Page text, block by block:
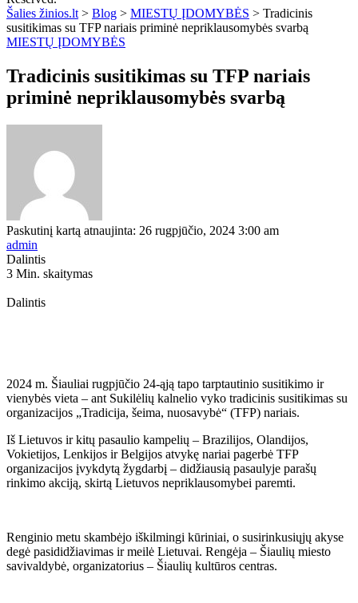
Šalies žinios.lt > Blog > MIESTŲ ĮDOMYBĖS > Tradicinis
susitikimas su TFP nariais priminė nepriklausomybės svarbą
MIESTŲ ĮDOMYBĖS
Tradicinis susitikimas su TFP nariais
priminė nepriklausomybės svarbą
Paskutinį kartą atnaujinta: 26 rugpjūčio, 2024 3:00 am
admin
Dalintis
3 Min. skaitymas
Dalintis
2024 m. Šiauliai rugpjūčio 24-ąją tapo tarptautinio susitikimo ir
vienybės vieta – ant Sukilėlių kalnelio vyko tradicinis susitikimas su
organizacijos „Tradicija, šeima, nuosavybė“ (TFP) nariais.
Iš Lietuvos ir kitų pasaulio kampelių – Brazilijos, Olandijos,
Vokietijos, Lenkijos ir Belgijos atvykę nariai pagerbė TFP
organizacijos įvykdytą žygdarbį – didžiausią pasaulyje parašų
rinkimo akciją, skirtą Lietuvos nepriklausomybei paremti.
Renginio metu skambėjo iškilmingi kūriniai, o susirinkusiųjų akyse
degė pasididžiavimas ir meilė Lietuvai. Rengėja – Šiaulių miesto
savivaldybė, organizatorius – Šiaulių kultūros centras.